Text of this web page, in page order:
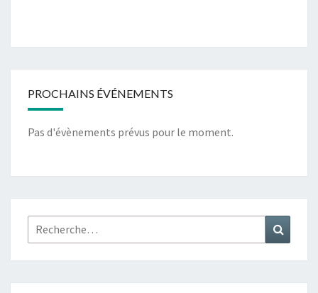
PROCHAINS ÉVÉNEMENTS
Pas d'évènements prévus pour le moment.
Rechercher :